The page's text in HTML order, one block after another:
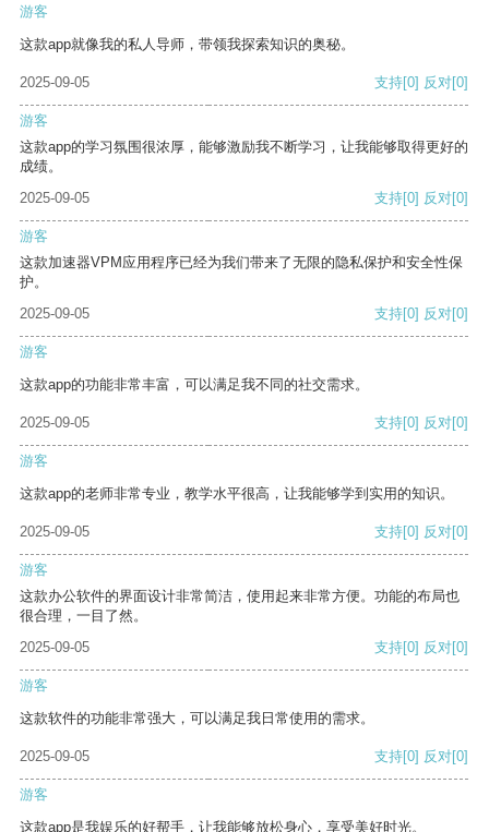
游客
这款app就像我的私人导师，带领我探索知识的奥秘。
2025-09-05 支持[0] 反对[0]
游客
这款app的学习氛围很浓厚，能够激励我不断学习，让我能够取得更好的
成绩。
2025-09-05
支持[0] 反对[0]
游客
这款加速器VPM应用程序已经为我们带来了无限的隐私保护和安全性保
护。
2025-09-05
支持[0] 反对[0]
游客
这款app的功能非常丰富，可以满足我不同的社交需求。
2025-09-05 支持[0] 反对[0]
游客
这款app的老师非常专业，教学水平很高，让我能够学到实用的知识。
2025-09-05 支持[0] 反对[0]
游客
这款办公软件的界面设计非常简洁，使用起来非常方便。功能的布局也
很合理，一目了然。
2025-09-05
支持[0] 反对[0]
游客
这款软件的功能非常强大，可以满足我日常使用的需求。
2025-09-05 支持[0] 反对[0]
游客
这款app是我娱乐的好帮手，让我能够放松身心，享受美好时光。